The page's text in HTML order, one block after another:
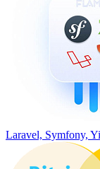
Laravel, Symfony,